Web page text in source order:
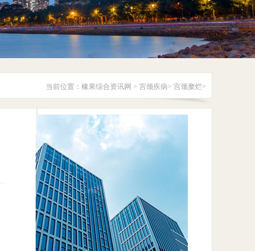
当前位置： 橡果综合资讯网 > 宫颈疾病> 宫颈糜烂>